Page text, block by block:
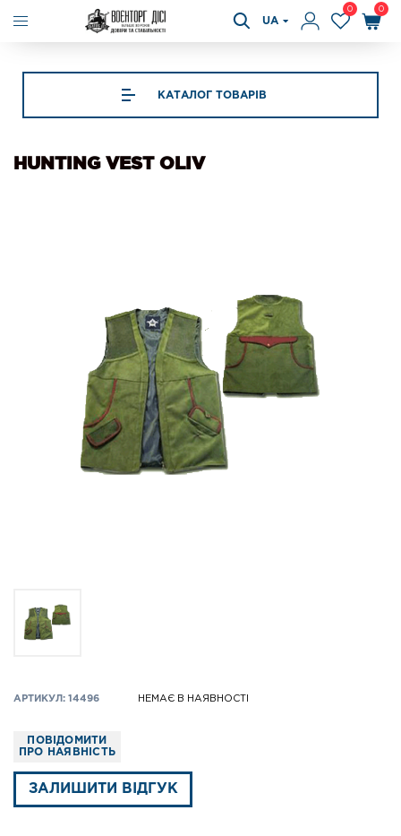
UA
0 0
КАТАЛОГ ТОВАРІВ
HUNTING VEST OLIV
АРТИКУЛ: 14496 НЕМАЄ В НАЯВНОСТІ
ПОВІДОМИТИ
ПРО НАЯВНІСТЬ
ЗАЛИШИТИ ВІДГУК